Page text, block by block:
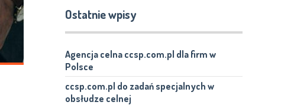
Ostatnie wpisy
Agencja celna ccsp.com.pl dla firm w
Polsce
ccsp.com.pl do zadań specjalnych w
obsłudze celnej